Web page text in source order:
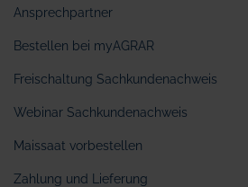
Ansprechpartner
Bestellen bei myAGRAR
Freischaltung Sachkundenachweis
Webinar Sachkundenachweis
Maissaat vorbestellen
Zahlung und Lieferung